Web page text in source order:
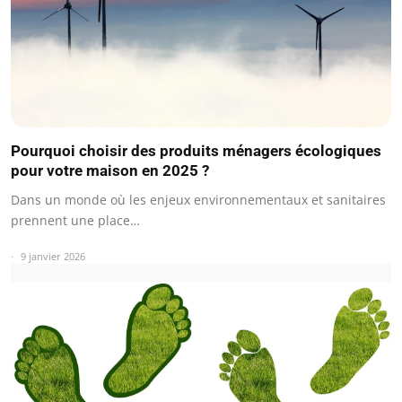
Pourquoi choisir des produits ménagers écologiques
pour votre maison en 2025 ?
Dans un monde où les enjeux environnementaux et sanitaires
prennent une place…
9 janvier 2026